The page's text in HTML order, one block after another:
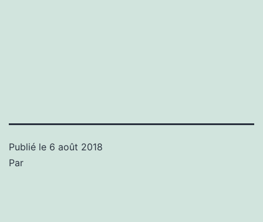
Publié le 6 août 2018
Par